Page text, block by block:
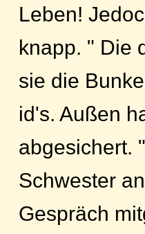
Leben!
knapp. " Die
sie die
id's. Außen
abgesichert.
Schwester
Gespräch